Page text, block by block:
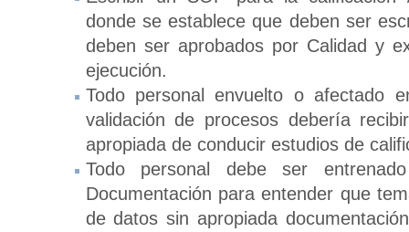
donde se establece que deben ser
deben ser aprobados por Calidad y
ejecución.
Todo personal envuelto o afectado
validación de procesos debería
apropiada de conducir estudios de
Todo personal debe ser
Documentación para entender que
de datos sin apropiada